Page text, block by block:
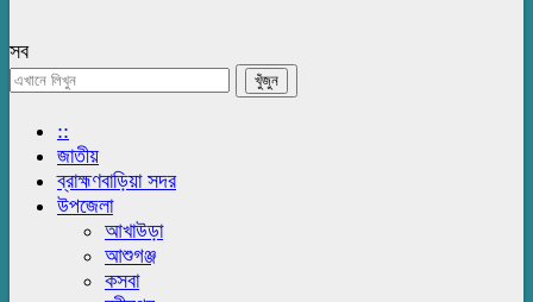
সব
::
জাতীয়
ব্রাহ্মণবাড়িয়া সদর
উপজেলা
আখাউড়া
আশুগঞ্জ
কসবা